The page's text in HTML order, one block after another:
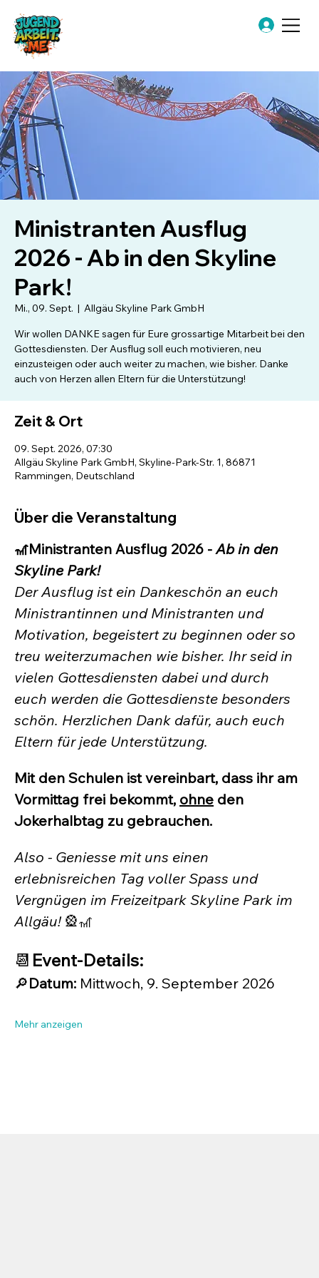
Ministranten Ausflug
2026 - Ab in den Skyline
Park!
Mi., 09. Sept.
  |
Allgäu Skyline Park GmbH
Wir wollen DANKE sagen für Eure grossartige Mitarbeit bei den
Gottesdiensten. Der Ausflug soll euch motivieren, neu
einzusteigen oder auch weiter zu machen, wie bisher. Danke
auch von Herzen allen Eltern für die Unterstützung!
Zeit & Ort
09. Sept. 2026, 07:30
Allgäu Skyline Park GmbH, Skyline-Park-Str. 1, 86871
Rammingen, Deutschland
Über die Veranstaltung
🎢Ministranten Ausflug 2026 - Ab in den
Skyline Park!
Der Ausflug ist ein Dankeschön an euch
Ministrantinnen und Ministranten und
Motivation, begeistert zu beginnen oder so
treu weiterzumachen wie bisher. Ihr seid in
vielen Gottesdiensten dabei und durch
euch werden die Gottesdienste besonders
schön. Herzlichen Dank dafür, auch euch
Eltern für jede Unterstützung.
Mit den Schulen ist vereinbart, dass ihr am
Vormittag frei bekommt, ohne den
Jokerhalbtag zu gebrauchen.
Also - Geniesse mit uns einen
erlebnisreichen Tag voller Spass und
Vergnügen im Freizeitpark Skyline Park im
Allgäu! 🎡🎢
📆 Event-Details:
🔎Datum: Mittwoch, 9. September 2026
Mehr anzeigen